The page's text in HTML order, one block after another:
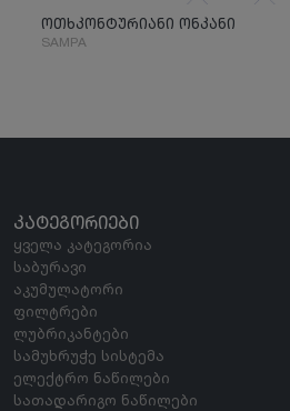
ოთხკონტურიანი ონკანი
SAMPA
ᲙᲐᲢᲔᲒᲝᲠᲘᲔᲑᲘ
ყველა კატეგორია
საბურავი
აკუმულატორი
ფილტრები
ლუბრიკანტები
სამუხრუჭე სისტემა
ელექტრო ნაწილები
სათადარიგო ნაწილები